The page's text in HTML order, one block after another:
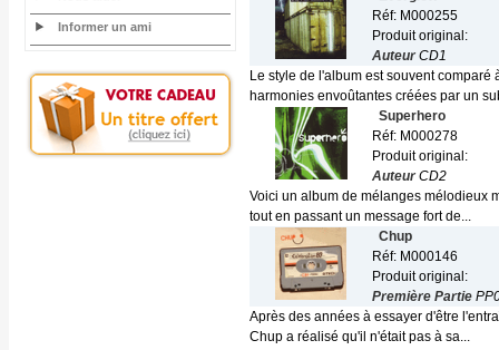
Informer un ami
Réf: M000255
Produit original:
AuteurCD1
Le style de l'album est souvent
harmonies envoûtantes créées par un
Superhero
Réf: M000278
Produit original:
AuteurCD2
Voici un album de mélanges mélodieux
tout en passant un message fort de...
Chup
Réf: M000146
Produit original:
Première Partie
Après des années à essayer d'être
Chup a réalisé qu'il n'était pas à sa...